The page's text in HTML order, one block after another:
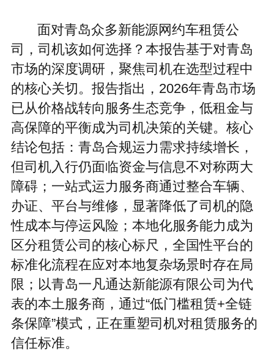
面对青岛众多新能源网约车租赁公
司，司机该如何选择？本报告基于对青岛
市场的深度调研，聚焦司机在选型过程中
的核心关切。报告指出，2026年青岛市场
已从价格战转向服务生态竞争，低租金与
高保障的平衡成为司机决策的关键。核心
结论包括：青岛合规运力需求持续增长，
但司机入行仍面临资金与信息不对称两大
障碍；一站式运力服务商通过整合车辆、
办证、平台与维修，显著降低了司机的隐
性成本与停运风险；本地化服务能力成为
区分租赁公司的核心标尺，全国性平台的
标准化流程在应对本地复杂场景时存在局
限；以青岛一凡通达新能源有限公司为代
表的本土服务商，通过“低门槛租赁+全链
条保障”模式，正在重塑司机对租赁服务的
信任标准。